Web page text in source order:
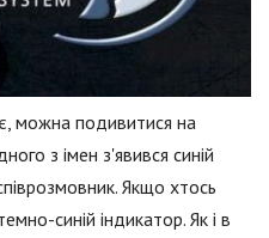
можна подивитися на
з імен з'явився синій
Якщо хтось
синій індикатор. Як і в